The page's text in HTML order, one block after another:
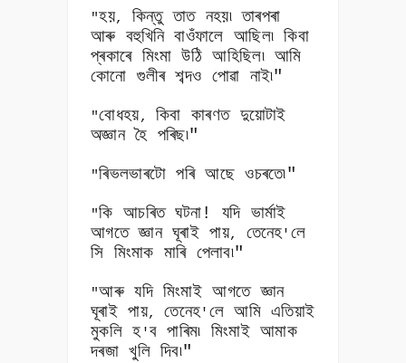
"হয়, কিন্তু তাত নহয়৷ তাৰপৰা
আৰু বহুখিনি বাওঁফালে আছিল৷ কিবা
প্ৰকাৰে মিংমা উঠি আহিছিল৷ আমি
কোনো গুলীৰ শব্দও পোৱা নাই৷"
"বোধহয়,কিবা কাৰণত দুয়োটাই
অজ্ঞান হৈ পৰিছ৷"
"ৰিভলভাৰটো পৰি আছে ওচৰতে৷"
"কি আচৰিত ঘটনা! যদি ভাৰ্মাই
আগতে জ্ঞান ঘূৰাই পায়, তেনেহ' লে
সি মিংমাক মাৰি পেলাব৷"
"আৰু যদি মিংমাই আগতে জ্ঞান
ঘূৰাই পায়,তেনেহ' লে আমি এতিয়াই
মুকলি হ'ব পাৰিম৷ মিংমাই আমাক
দৰজা খুলি দিব৷"